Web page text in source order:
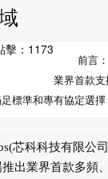
： 1173
前言：
業界首款
標準和專有協定選擇
芯科科技有限公
出業界首款多頻